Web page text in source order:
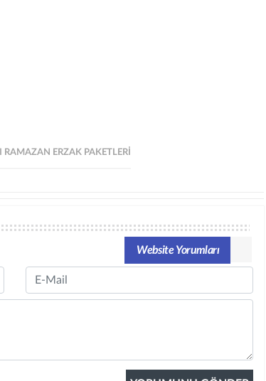
ERZAK PAKETLERI
Website Yorumları
Email